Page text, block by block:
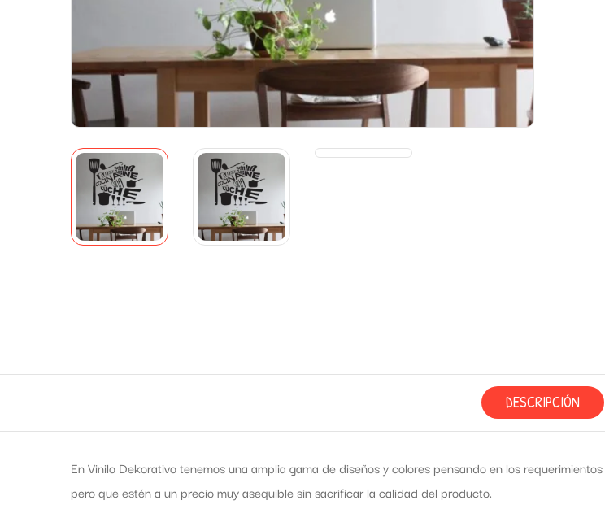
DESCRIPCIÓN
En Vinilo Dekorativo tenemos una amplia gama de diseños y colores pensando en los
pero que estén a un precio muy asequible sin sacrificar la calidad del producto.